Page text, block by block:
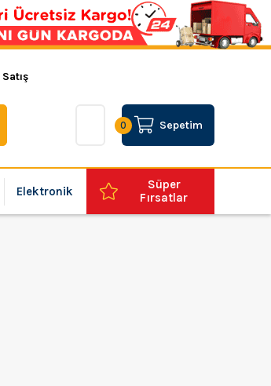
Sepetim
0
Elektronik
Süper
Fırsatlar